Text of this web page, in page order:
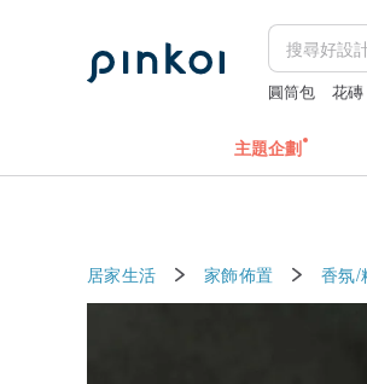
圓筒包 花磚
主題企劃
居家生活 家飾佈置 香氛/